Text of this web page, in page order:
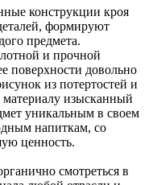
конструкции кроя
формируют
предмета.
и прочной
поверхности довольно
из потертостей и
изысканный
уникальным в своем
напиткам, со
ценность.
смотреться в